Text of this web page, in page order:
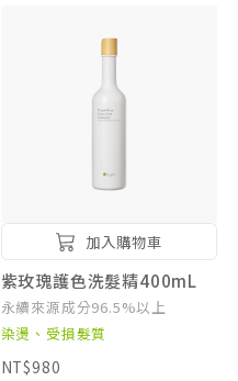
加入購物車
紫玫瑰護色洗髮精400mL
永續來源成分96.5%以上
染燙、受損髮質
NT$980